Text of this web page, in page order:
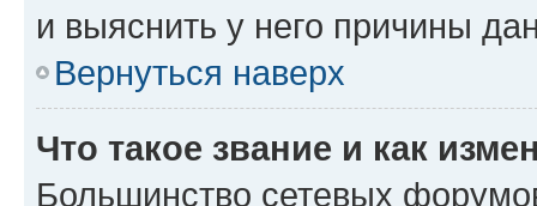
и выяснить у него причины
Вернуться наверх
Что такое звание и как
Большинство сетевых